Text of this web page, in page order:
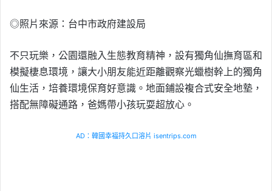
◎照片來源：台中市政府建設局
不只玩樂，公園還融入生態教育精神，設有獨角仙撫育區和
模擬棲息環境，讓大小朋友能近距離觀察光蠟樹幹上的獨角
仙生活，培養環境保育好意識。地面鋪設複合式安全地墊，
搭配無障礙通路，爸媽帶小孩玩耍超放心。
AD：韓國幸福持久口溶片 isentrips.com